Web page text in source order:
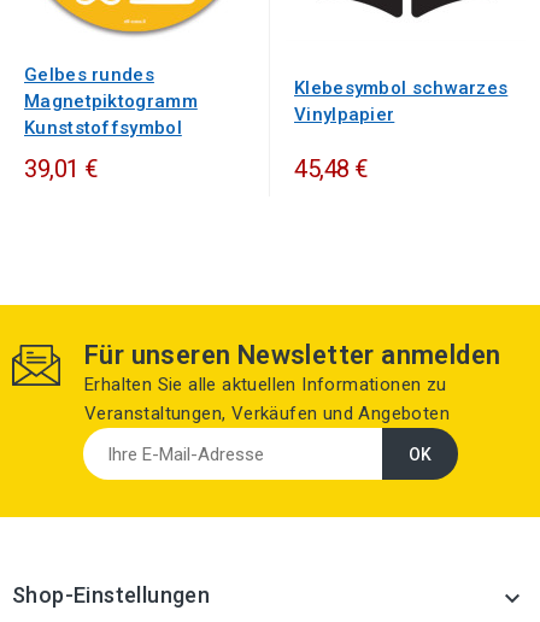
Gelbes rundes
Magnetpiktogramm
Kunststoffsymbol
39,01 €
Klebesymbol schwarzes
Vinylpapier
45,48 €
Für unseren Newsletter anmelden
Erhalten Sie alle aktuellen Informationen zu
Veranstaltungen, Verkäufen und Angeboten
Shop-Einstellungen 